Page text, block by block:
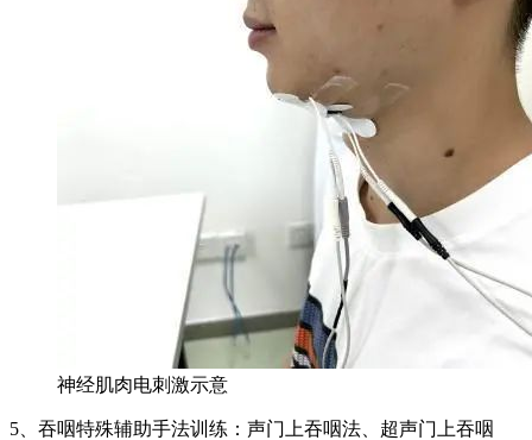
神经肌肉电刺激示意
5、吞咽特殊辅助手法训练：声门上吞咽法、超声门上吞咽